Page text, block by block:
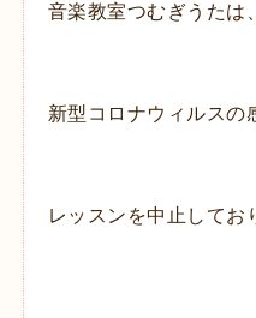
音楽教室つむぎうたは
新型コロナウィルスの
レッスンを中止してお